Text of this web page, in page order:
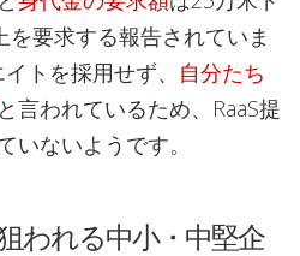
要求する報告されていま
トを採用せず、 自分たち
言われているため、RaaS提
いないようです。
われる中小・中堅企